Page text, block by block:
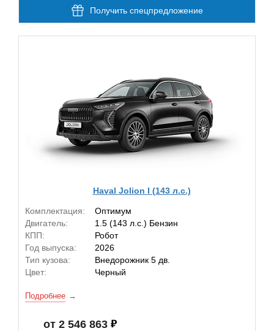
Получить спецпредложение
Haval Jolion I (143 л.с.)
Комплектация:
Оптимум
Двигатель:
1.5 (143 л.с.) Бензин
КПП:
Робот
Год выпуска:
2026
Тип кузова:
Внедорожник 5 дв.
Цвет:
Черный
Подробнее
от 2 546 863